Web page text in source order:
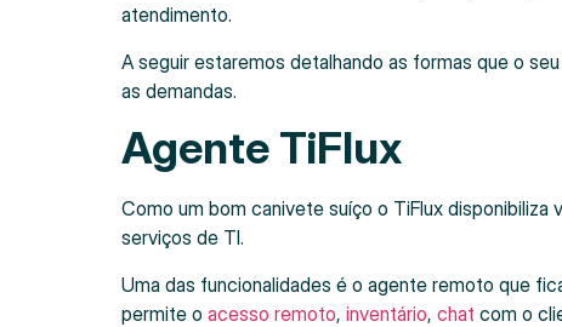
atendimento.
A seguir estaremos detalhando as formas que o
as demandas.
Agente TiFlux
Como um bom canivete suíço o TiFlux
serviços de TI.
Uma das funcionalidades é o agente remoto que
permite o acesso remoto, inventário, chat com o